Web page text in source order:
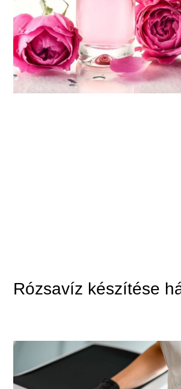
Rózsavíz készítése